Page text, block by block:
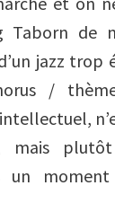
Taborn de
jazz trop
/
mais
un moment